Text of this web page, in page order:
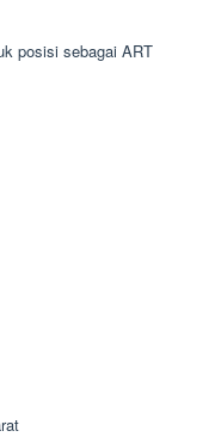
posisi sebagai ART